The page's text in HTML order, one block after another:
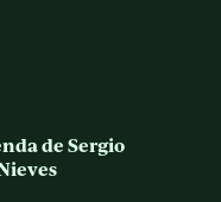
de Sergio